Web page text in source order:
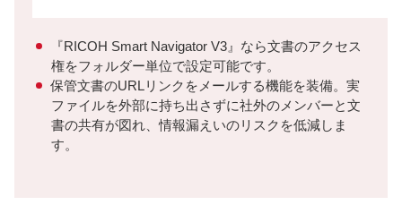
『RICOH Smart Navigator V3』なら文書のアクセス
権をフォルダー単位で設定可能です。
保管文書のURLリンクをメールする機能を装備。実
ファイルを外部に持ち出さずに社外のメンバーと文
書の共有が図れ、情報漏えいのリスクを低減しま
す。